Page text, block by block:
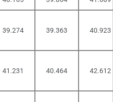
39.274 39.363 40.923
41.231 40.464 42.612